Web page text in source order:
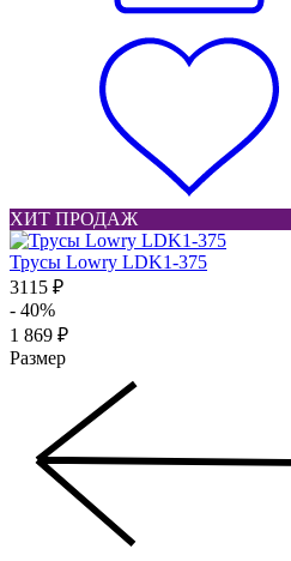
ХИТ ПРОДАЖ
Трусы Lowry LDK1-375
3115 ₽
- 40%
1 869 ₽
Размер